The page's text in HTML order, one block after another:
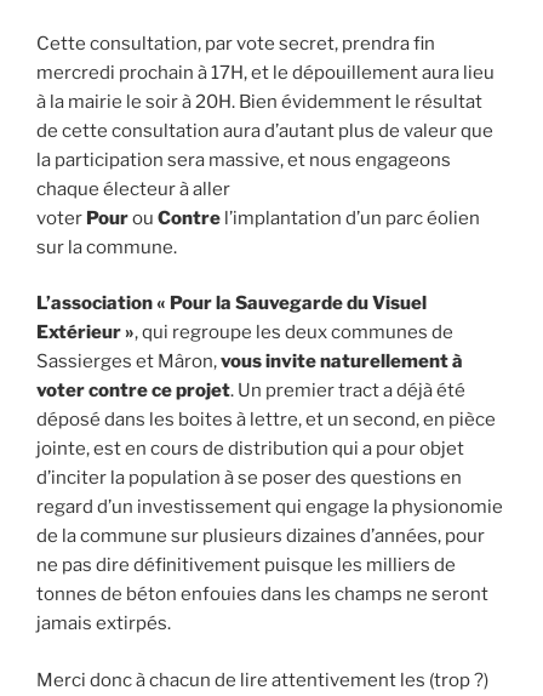
Cette consultation, par vote secret, prendra fin
mercredi prochain à 17H, et le dépouillement aura lieu
à la mairie le soir à 20H. Bien évidemment le résultat
de cette consultation aura d’autant plus de valeur que
la participation sera massive, et nous engageons
chaque électeur à aller
voter Pourou Contre l’implantation d’un parc éolien
sur la commune.
L’association « Pour la Sauvegarde du Visuel
Extérieur », qui regroupe les deux communes de
Sassierges et Mâron,vous invite naturellement à
voter contre ce projet. Un premier tract a déjà été
déposé dans les boites à lettre, et un second, en pièce
jointe, est en cours de distribution qui a pour objet
d’inciter la population à se poser des questions en
regard d’un investissement qui engage la physionomie
de la commune sur plusieurs dizaines d’années, pour
ne pas dire définitivement puisque les milliers de
tonnes de béton enfouies dans les champs ne seront
jamais extirpés.
Merci donc à chacun de lire attentivement les (trop ?)